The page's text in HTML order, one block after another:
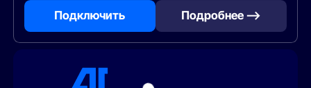
Подключить Подробнее —>